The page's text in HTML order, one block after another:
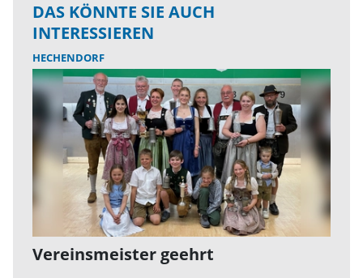
DAS KÖNNTE SIE AUCH
INTERESSIEREN
HECHENDORF
Vereinsmeister geehrt